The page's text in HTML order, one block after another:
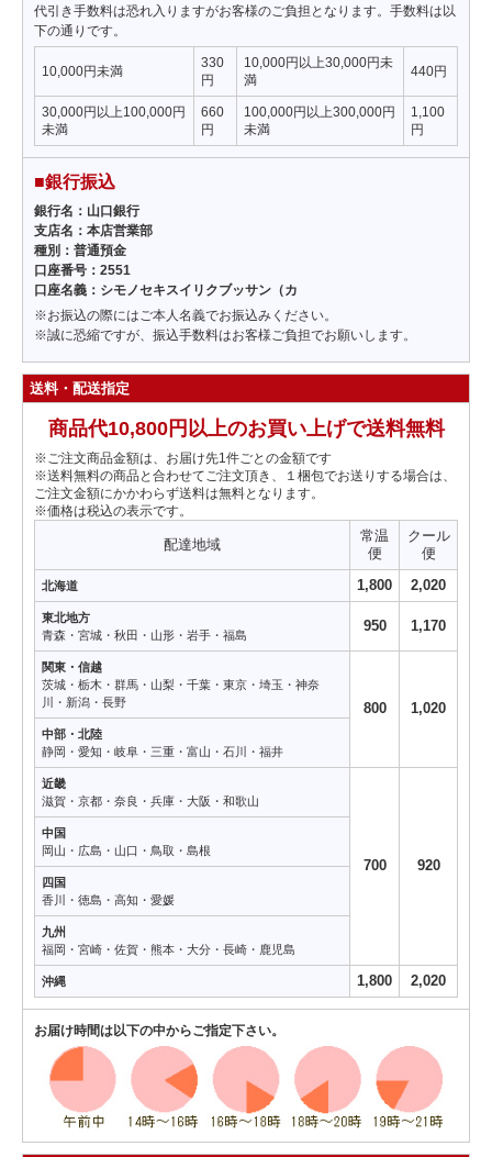
代引き手数料は恐れ入りますがお客様のご負担となります。手数料は以
下の通りです。
10,000円未満
330
円
10,000円以上30,000円未
満
440円
30,000円以上100,000円
未満
660
円
100,000円以上300,000円
未満
1,100
円
■銀行振込
銀行名：山口銀行
支店名：本店営業部
種別：普通預金
口座番号：2551
口座名義：シモノセキスイリクブッサン（カ
※お振込の際にはご本人名義でお振込みください。
※誠に恐縮ですが、振込手数料はお客様ご負担でお願いします。
送料・配送指定
商品代10,800円以上のお買い上げで送料無料
※ご注文商品金額は、お届け先1件ごとの金額です
※送料無料の商品と合わせてご注文頂き、１梱包でお送りする場合は、
ご注文金額にかかわらず送料は無料となります。
※価格は税込の表示です。
配達地域
常温
便
クール
便
北海道 1,800 2,020
東北地方
青森・宮城・秋田・山形・岩手・福島
950 1,170
関東・信越
茨城・栃木・群馬・山梨・千葉・東京・埼玉・神奈
川・新潟・長野
800 1,020
中部・北陸
静岡・愛知・岐阜・三重・富山・石川・福井
近畿
滋賀・京都・奈良・兵庫・大阪・和歌山
700 920
中国
岡山・広島・山口・鳥取・島根
四国
香川・徳島・高知・愛媛
九州
福岡・宮崎・佐賀・熊本・大分・長崎・鹿児島
沖縄 1,800 2,020
お届け時間は以下の中からご指定下さい。